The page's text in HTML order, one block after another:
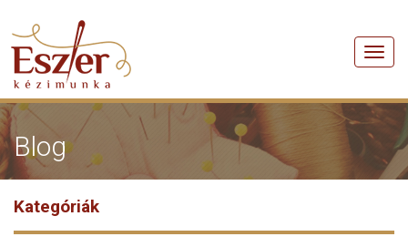
Menü
Blog
Kategóriák